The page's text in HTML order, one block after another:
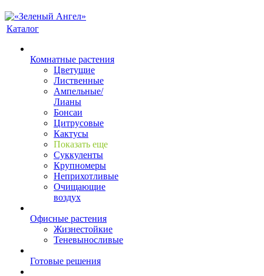
Каталог
Комнатные растения
Цветущие
Лиственные
Ампельные/
Лианы
Бонсаи
Цитрусовые
Кактусы
Показать еще
Суккуленты
Крупномеры
Неприхотливые
Очищающие
воздух
Офисные растения
Жизнестойкие
Теневыносливые
Готовые решения